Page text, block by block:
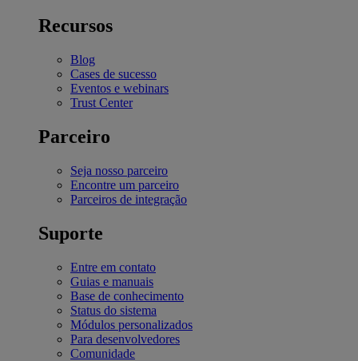
Recursos
Blog
Cases de sucesso
Eventos e webinars
Trust Center
Parceiro
Seja nosso parceiro
Encontre um parceiro
Parceiros de integração
Suporte
Entre em contato
Guias e manuais
Base de conhecimento
Status do sistema
Módulos personalizados
Para desenvolvedores
Comunidade